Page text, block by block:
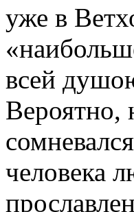
уже в
всей
Вероятно,
человека